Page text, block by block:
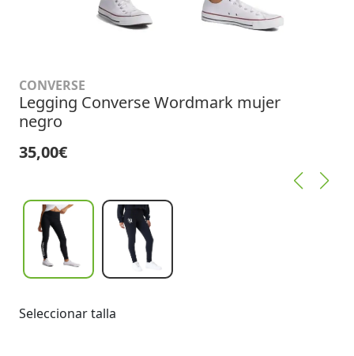
CONVERSE
Legging Converse Wordmark mujer
negro
35,00€
Seleccionar talla